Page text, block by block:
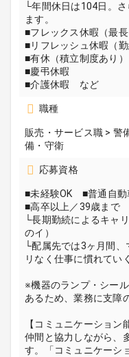
└年間休日は104日。
ます。
■フレックス休暇（最
■リフレッシュ休暇（
■有休（積立制度あり）
■慶弔休暇
■介護休暇 など
職種
販売・サービス職 > 警
備・守衛
応募資格
■未経験OK ■普通自動
■高卒以上／39歳まで
└長期勤続によるキャ
のイ）
└配属先では3ヶ月間
リなく仕事に慣れてい
※機器のランプ・シー
あるため、業務に支障
【コミュニケーション
仲間と協力しながら、
す。「コミュニケーシ